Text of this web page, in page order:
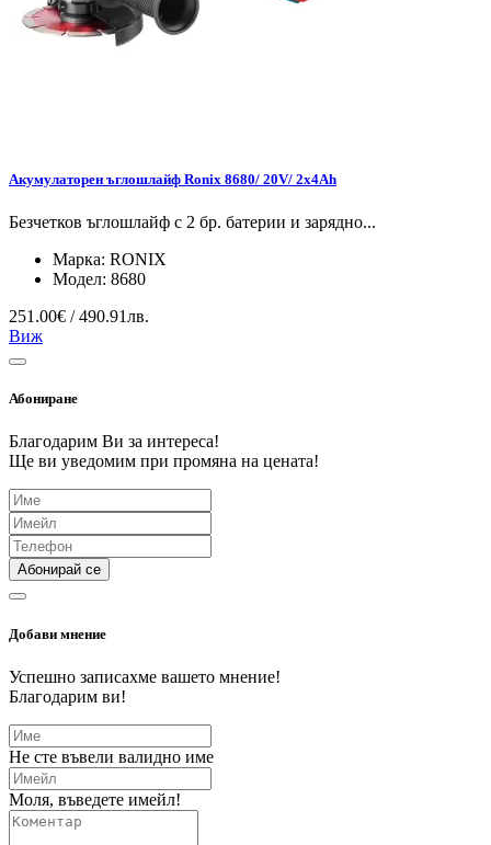
Акумулаторен ъглошлайф Ronix 8680/ 20V/ 2х4Ah
Безчетков ъглошлайф с 2 бр. батерии и зарядно...
Марка: RONIX
Модел: 8680
251.00€ / 490.91лв.
Виж
Абониране
Благодарим Ви за интереса!
Ще ви уведомим при промяна на цената!
Абонирай се
Добави мнение
Успешно записахме вашето мнение!
Благодарим ви!
Не сте въвели валидно име
Моля, въведете имейл!